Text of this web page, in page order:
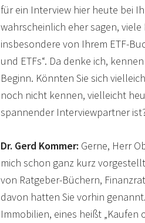
für ein Interview hier heute bei
wahrscheinlich eher sagen,
insbesondere von Ihrem ETF-
und ETFs“. Da denke ich,
Beginn. Könnten Sie sich
noch nicht kennen, vielleicht
spannender Interviewpartner
Dr. Gerd Kommer: Gerne, Herr
mich schon ganz kurz
von Ratgeber-Büchern,
davon hatten Sie vorhin
Immobilien, eines heißt